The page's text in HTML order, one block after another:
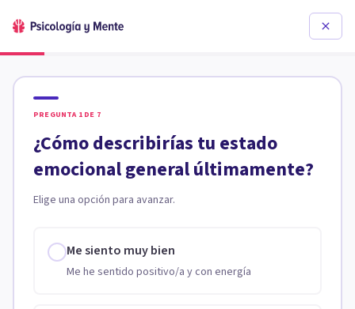
PREGUNTA 1 DE 7
¿Cómo describirías tu estado
emocional general últimamente?
Elige una opción para avanzar.
Me siento muy bien
Me he sentido positivo/a y con energía